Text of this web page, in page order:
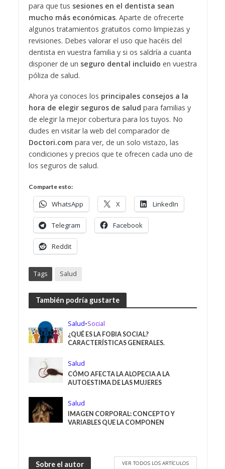
para que tus sesiones en el dentista sean
mucho más económicas. Aparte de ofrecerte
algunos tratamientos gratuitos como limpiezas y
revisiones. Debes valorar el uso que hacéis del
dentista en vuestra familia y si os saldría a cuanta
disponer de un seguro dental incluido en vuestra
póliza de salud.
Ahora ya conoces los principales consejos a la
hora de elegir seguros de salud para familias y
de elegir la mejor cobertura para los tuyos. No
dudes en visitar la web del comparador de
Doctori.com para ver, de un solo vistazo, las
condiciones y precios que te ofrecen cada uno de
los seguros de salud.
Comparte esto:
WhatsApp X LinkedIn
Telegram Facebook
Reddit
Tags Salud
También podría gustarte
Salud•Social
¿QUÉ ES LA FOBIA SOCIAL?
CARACTERÍSTICAS GENERALES.
Salud
CÓMO AFECTA LA ALOPECIA A LA
AUTOESTIMA DE LAS MUJERES
Salud
IMAGEN CORPORAL: CONCEPTO Y
VARIABLES QUE LA COMPONEN
Sobre el autor VER TODOS LOS ARTÍCULOS